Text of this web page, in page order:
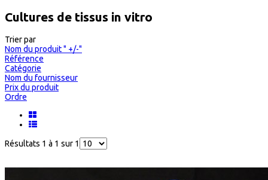
Cultures de tissus in vitro
Trier par
Nom du produit " +/-"
Référence
Catégorie
Nom du fournisseur
Prix du produit
Ordre
Résultats 1 à 1 sur 1